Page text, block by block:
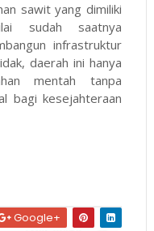
sawit yang dimiliki
sudah saatnya
infrastruktur
daerah ini hanya
mentah tanpa
bagi kesejahteraan
Google+